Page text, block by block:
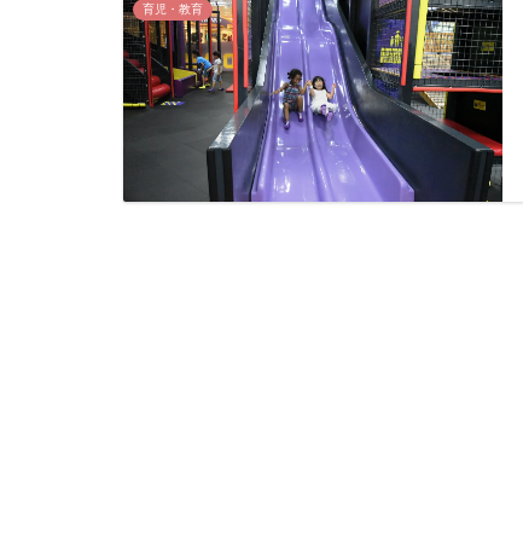
育児・教育